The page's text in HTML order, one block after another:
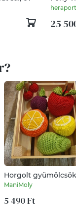
25
Horgolt gyümölcsök
ManiMoly
5 490 Ft